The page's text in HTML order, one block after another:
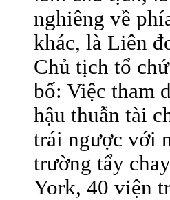
nghiêng về
khác, là Liên
Chủ tịch tổ
bố: Việc tham
hậu thuẫn tài
trái ngược với
trường tẩy
York, 40 viện